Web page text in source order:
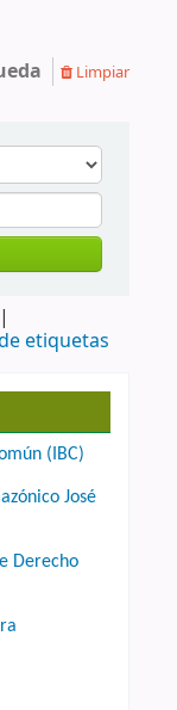
Limpiar
etiquetas
(IBC)
José
Derecho